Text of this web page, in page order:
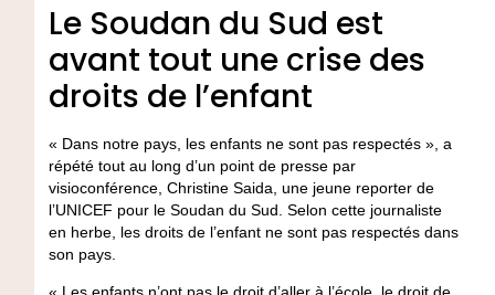
Le Soudan du Sud est
avant tout une crise des
droits de l’enfant
« Dans notre pays, les enfants ne sont pas respectés », a
répété tout au long d’un point de presse par
visioconférence, Christine Saida, une jeune reporter de
l’UNICEF pour le Soudan du Sud. Selon cette journaliste
en herbe, les droits de l’enfant ne sont pas respectés dans
son pays.